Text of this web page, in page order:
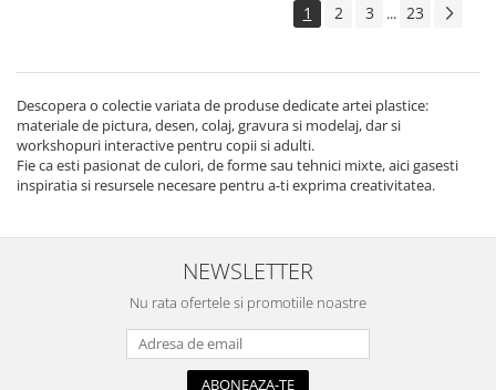
1 2 3 ... 23
Descopera o colectie variata de produse dedicate artei plastice:
materiale de pictura, desen, colaj, gravura si modelaj, dar si
workshopuri interactive pentru copii si adulti.
Fie ca esti pasionat de culori, de forme sau tehnici mixte, aici gasesti
inspiratia si resursele necesare pentru a-ti exprima creativitatea.
NEWSLETTER
Nu rata ofertele si promotiile noastre